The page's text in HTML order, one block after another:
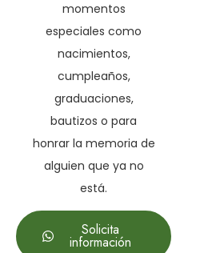
momentos
especiales como
nacimientos,
cumpleaños,
graduaciones,
bautizos o para
honrar la memoria de
alguien que ya no
está.
Solicita
información